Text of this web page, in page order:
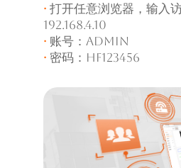
·打开任意浏览器，输入
192.168.4.10
·账号：admin
·密码：hf123456